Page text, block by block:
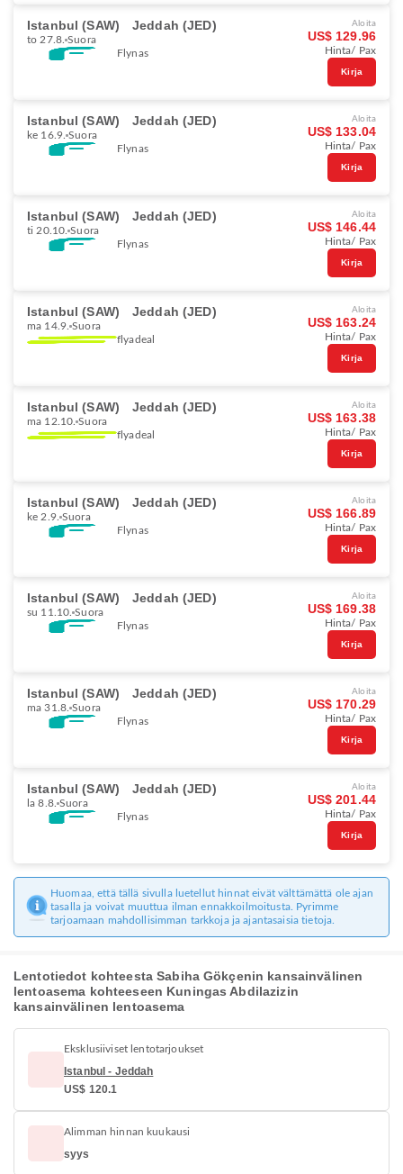
Istanbul (SAW) Jeddah (JED)
to 27.8. Suora
Flynas
Aloita
US$ 129.96
Hinta/ Pax
Kirja
Istanbul (SAW) Jeddah (JED)
ke 16.9. Suora
Flynas
Aloita
US$ 133.04
Hinta/ Pax
Kirja
Istanbul (SAW) Jeddah (JED)
ti 20.10. Suora
Flynas
Aloita
US$ 146.44
Hinta/ Pax
Kirja
Istanbul (SAW) Jeddah (JED)
ma 14.9. Suora
flyadeal
Aloita
US$ 163.24
Hinta/ Pax
Kirja
Istanbul (SAW) Jeddah (JED)
ma 12.10. Suora
flyadeal
Aloita
US$ 163.38
Hinta/ Pax
Kirja
Istanbul (SAW) Jeddah (JED)
ke 2.9. Suora
Flynas
Aloita
US$ 166.89
Hinta/ Pax
Kirja
Istanbul (SAW) Jeddah (JED)
su 11.10. Suora
Flynas
Aloita
US$ 169.38
Hinta/ Pax
Kirja
Istanbul (SAW) Jeddah (JED)
ma 31.8. Suora
Flynas
Aloita
US$ 170.29
Hinta/ Pax
Kirja
Istanbul (SAW) Jeddah (JED)
la 8.8. Suora
Flynas
Aloita
US$ 201.44
Hinta/ Pax
Kirja
Huomaa, että tällä sivulla luetellut hinnat eivät välttämättä ole ajan
tasalla ja voivat muuttua ilman ennakkoilmoitusta. Pyrimme
tarjoamaan mahdollisimman tarkkoja ja ajantasaisia tietoja.
Lentotiedot kohteesta Sabiha Gökçenin kansainvälinen
lentoasema kohteeseen Kuningas Abdilazizin
kansainvälinen lentoasema
Eksklusiiviset lentotarjoukset
Istanbul - Jeddah
US$ 120.1
Alimman hinnan kuukausi
syys